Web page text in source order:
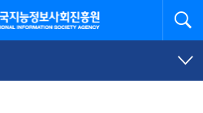
사회진흥원